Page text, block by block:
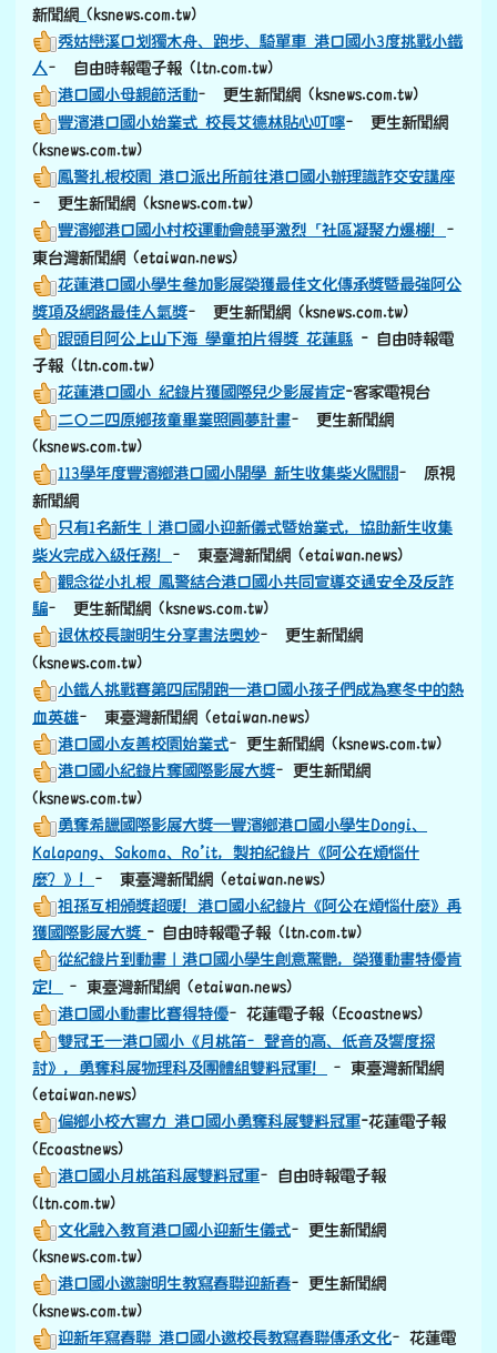
新聞網 link to https://old.ksnews.com.tw/v2024052007/
(ksnews.com.tw)
秀姑巒溪口划獨木舟、跑步、騎單車 港口國小3度挑戰小鐵
人– 自由時報電子報 (ltn.com.tw)
港口國小母親節活動– 更生新聞網 (ksnews.com.tw)
豐濱港口國小始業式 校長艾德林貼心叮嚀– 更生新聞網
(ksnews.com.tw)
鳳警扎根校園 港口派出所前往港口國小辦理識詐交安講座
– 更生新聞網 (ksnews.com.tw)
豐濱鄉港口國小村校運動會競爭激烈「社區凝聚力爆棚！–
東台灣新聞網 (etaiwan.news)
花蓮港口國小學生參加影展榮獲最佳文化傳承獎暨最強阿公
獎項及網路最佳人氣獎– 更生新聞網 (ksnews.com.tw)
跟頭目阿公上山下海 學童拍片得獎 花蓮縣 - 自由時報電
子報 (ltn.com.tw)
花蓮港口國小 紀錄片獲國際兒少影展肯定-客家電視台
二〇二四原鄉孩童畢業照圓夢計畫– 更生新聞網
(ksnews.com.tw)
113學年度豐濱鄉港口國小開學 新生收集柴火闖關– 原視
新聞網
只有1名新生｜港口國小迎新儀式暨始業式，協助新生收集
柴火完成入級任務！– 東臺灣新聞網 (etaiwan.news)
觀念從小扎根 鳳警結合港口國小共同宣導交通安全及反詐
騙– 更生新聞網 (ksnews.com.tw)
退休校長謝明生分享書法奧妙– 更生新聞網
(ksnews.com.tw)
小鐵人挑戰賽第四屆開跑—港口國小孩子們成為寒冬中的熱
血英雄– 東臺灣新聞網 (etaiwan.news)
港口國小友善校園始業式–更生新聞網 (ksnews.com.tw)
港口國小紀錄片奪國際影展大獎–更生新聞網
(ksnews.com.tw)
勇奪希臘國際影展大獎—豐濱鄉港口國小學生Dongi、
Kalapang、Sakoma、Ro’it，製拍紀錄片《阿公在煩惱什
麼？》！– 東臺灣新聞網 (etaiwan.news)
祖孫互相頒獎超暖！港口國小紀錄片《阿公在煩惱什麼》再
獲國際影展大獎- 自由時報電子報 (ltn.com.tw)
從紀錄片到動畫｜港口國小學生創意驚艷，榮獲動畫特優肯
定！ –東臺灣新聞網 (etaiwan.news)
港口國小動畫比賽得特優–花蓮電子報 (Ecoastnews)
雙冠王—港口國小《月桃笛–聲音的高、低音及響度探
討》，勇奪科展物理科及團體組雙料冠軍！ –東臺灣新聞網
(etaiwan.news)
偏鄉小校大實力 港口國小勇奪科展雙料冠軍-花蓮電子報
(Ecoastnews)
港口國小月桃笛科展雙料冠軍–自由時報電子報
(ltn.com.tw)
文化融入教育港口國小迎新生儀式–更生新聞網
(ksnews.com.tw)
港口國小邀謝明生教寫春聯迎新春–更生新聞網
(ksnews.com.tw)
迎新年寫春聯 港口國小邀校長教寫春聯傳承文化–花蓮電